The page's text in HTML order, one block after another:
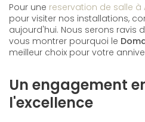
Pour une reservation de salle à
pour visiter nos installations,
aujourd'hui. Nous serons ravis
vous montrer pourquoi le
meilleur choix pour votre
Un engagement
l'excellence